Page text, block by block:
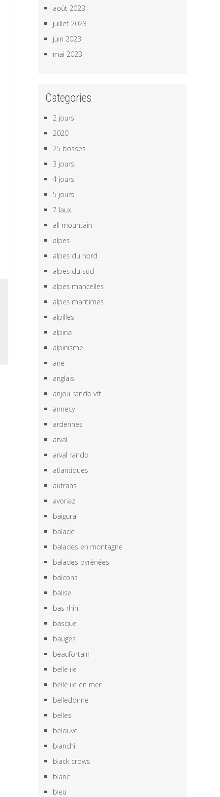
août 2023
juillet 2023
juin 2023
mai 2023
Categories
2 jours
2020
25 bosses
3 jours
4 jours
5 jours
7 laux
all mountain
alpes
alpes du nord
alpes du sud
alpes mancelles
alpes maritimes
alpilles
alpina
alpinisme
ane
anglais
anjou rando vtt
annecy
ardennes
arval
arval rando
atlantiques
autrans
avoriaz
baigura
balade
balades en montagne
balades pyrénées
balcons
balise
bas rhin
basque
bauges
beaufortain
belle ile
belle ile en mer
belledonne
belles
belouve
bianchi
black crows
blanc
bleu